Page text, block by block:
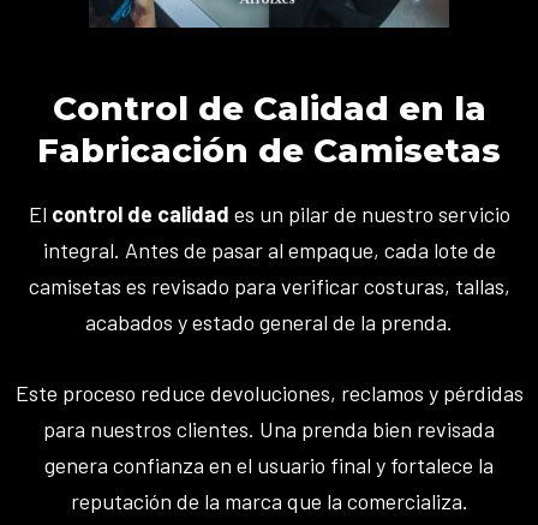
Control de Calidad en la
Fabricación de Camisetas
El control de calidad es un pilar de nuestro servicio
integral. Antes de pasar al empaque, cada lote de
camisetas es revisado para verificar costuras, tallas,
acabados y estado general de la prenda.
Este proceso reduce devoluciones, reclamos y pérdidas
para nuestros clientes. Una prenda bien revisada
genera confianza en el usuario final y fortalece la
reputación de la marca que la comercializa.